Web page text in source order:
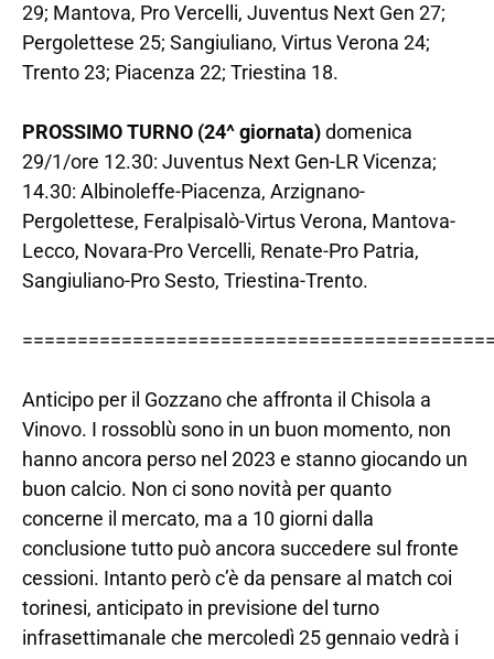
29; Mantova, Pro Vercelli, Juventus Next Gen 27;
Pergolettese 25; Sangiuliano, Virtus Verona 24;
Trento 23; Piacenza 22; Triestina 18.
PROSSIMO TURNO (24^ giornata)domenica
29/1/ore 12.30: Juventus Next Gen-LR Vicenza;
14.30: Albinoleffe-Piacenza, Arzignano-
Pergolettese, Feralpisalò-Virtus Verona, Mantova-
Lecco, Novara-Pro Vercelli, Renate-Pro Patria,
Sangiuliano-Pro Sesto, Triestina-Trento.
Anticipo per il Gozzano che affronta il Chisola a
Vinovo. I rossoblù sono in un buon momento, non
hanno ancora perso nel 2023 e stanno giocando un
buon calcio. Non ci sono novità per quanto
concerne il mercato, ma a 10 giorni dalla
conclusione tutto può ancora succedere sul fronte
cessioni. Intanto però c’è da pensare al match coi
torinesi, anticipato in previsione del turno
infrasettimanale che mercoledì 25 gennaio vedrà i